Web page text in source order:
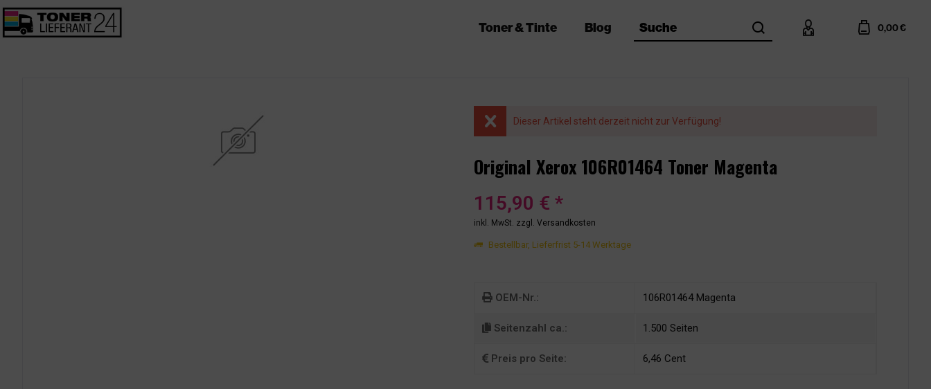
Toner & Tinte Blog Suche search account cart 0,00 €
Dieser Artikel steht derzeit nicht zur Verfügung!
Original Xerox 106R01464 Toner Magenta
115,90 € *
inkl. MwSt. zzgl. Versandkosten
Bestellbar, Lieferfrist 5-14 Werktage
OEM-Nr.: 106R01464 Magenta
Seitenzahl ca.: 1.500 Seiten
Preis pro Seite: 6,46 Cent